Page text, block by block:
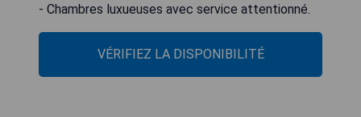
- Chambres luxueuses avec service attentionné.
VÉRIFIEZ LA DISPONIBILITÉ